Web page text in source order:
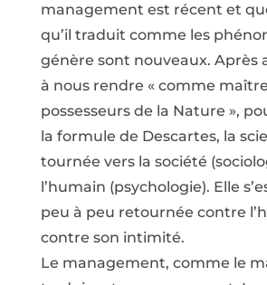
management est récent et
qu’il traduit comme les
génère sont nouveaux. Après
à nous rendre « comme
possesseurs de la Nature »,
la formule de Descartes, la
tournée vers la société
l’humain (psychologie). Elle
peu à peu retournée contre
contre son intimité.
Le management, comme le